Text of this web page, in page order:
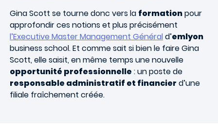
Gina Scott se tourne donc vers la formationpour
approfondir ces notions et plus précisément
l’Executive Master Management Général d’emlyon
business school. Et comme sait si bien le faire Gina
Scott, elle saisit, en même temps une nouvelle
opportunité professionnelle : un poste de
responsable administratif et financier d’une
filiale fraîchement créée.